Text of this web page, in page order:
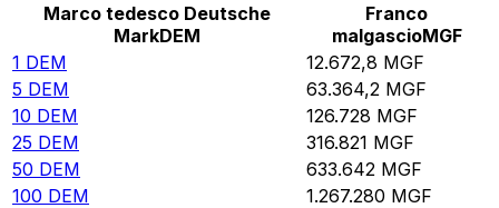
Marco tedesco Deutsche
MarkDEM
Franco
malgascioMGF
1 DEM 12.672,8 MGF
5 DEM 63.364,2 MGF
10 DEM 126.728 MGF
25 DEM 316.821 MGF
50 DEM 633.642 MGF
100 DEM 1.267.280 MGF